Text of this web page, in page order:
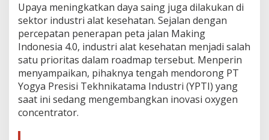
Upaya meningkatkan daya saing juga dilakukan di
sektor industri alat kesehatan. Sejalan dengan
percepatan penerapan peta jalan Making
Indonesia 4.0, industri alat kesehatan menjadi salah
satu prioritas dalam roadmap tersebut. Menperin
menyampaikan, pihaknya tengah mendorong PT
Yogya Presisi Tekhnikatama Industri (YPTI) yang
saat ini sedang mengembangkan inovasi oxygen
concentrator.